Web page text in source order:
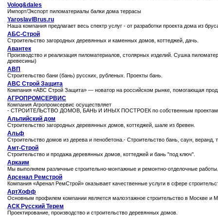
Volog&dales
Импорт/Экспорт пиломатериалы балки дома террасы
YaroslavlBrus.ru
Наша компания предлагает весь спектр услуг - от разработки проекта дома из
АБС-Строй
Строительство загородных деревянных и каменных домов, коттеджей, дачь.
Авантек
Производство и реализация пиломатериалов, столярных изделий. Сушка
древесины)
АВП
Строительство бани (бань) русских, рубленых. Проекты бань.
АВС Строй Защита
Компания «АВС Строй Защита» — новатор на российском рынке, помогающая
АГРОПРОМСЕРВИС
Компания Агропромсервис осуществляет
- СТРОИТЕЛЬСТВО ДОМОВ, БАНЬ И ИНЫХ ПОСТРОЕК по собственным проектам и
Альпийский дом
Строительство загородных деревянных домов, коттеджей, шале из бревен.
Альф
Строительство домов из дерева и пенобетона.- Строительство бань, саун, веранд,
Амт-Строй
Строительство и продажа деревянных домов, коттеджей и бань "под ключ".
Аркаим
Мы выполняем различные строительно-монтажные и ремонтно-отделочные работы.
Арсенал Ремстрой
Компания «Аренал РемСтрой» оказывает качественные услуги в сфере
АртХофф
Основным профилем компании является малоэтажное строительство в Москве и
АСК Русский Терем
Проектирование, производство и строительство деревянных домов.